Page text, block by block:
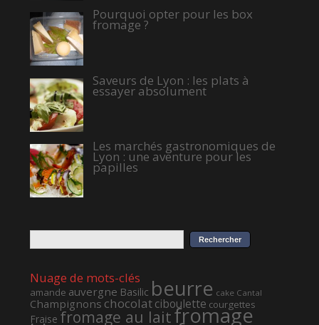
Pourquoi opter pour les box
fromage ?
Saveurs de Lyon : les plats à
essayer absolument
Les marchés gastronomiques de
Lyon : une aventure pour les
papilles
Nuage de mots-clés
amande auvergne Basilic beurre cake Cantal
Champignons chocolatciboulette courgettes
Fraise fromage au laitfromage